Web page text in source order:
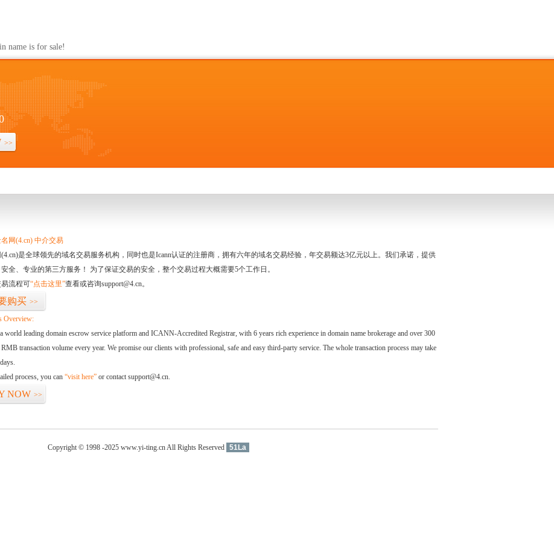
name is for sale!
>>
网(4.cn) 中介交易
是全球领先的域名交易服务机构，同时也是Icann认证的注册商，拥有六年的域名交易经验，年交易额达3亿元以上。我们承诺，提供
全、专业的第三方服务！ 为了保证交易的安全，整个交易过程大概需要5个工作日。
流程可“点击这里”查看或咨询support@4.cn。
购买 >>
Overview:
world leading domain escrow service platform and ICANN-Accredited Registrar, with 6 years rich experience in domain name brokerage and over 300
transaction volume every year. We promise our clients with professional, safe and easy third-party service. The whole transaction process may take
process, you can “visit here” or contact support@4.cn.
NOW >>
Copyright © 1998 -2025 www.yi-ting.cn All Rights Reserved 51La